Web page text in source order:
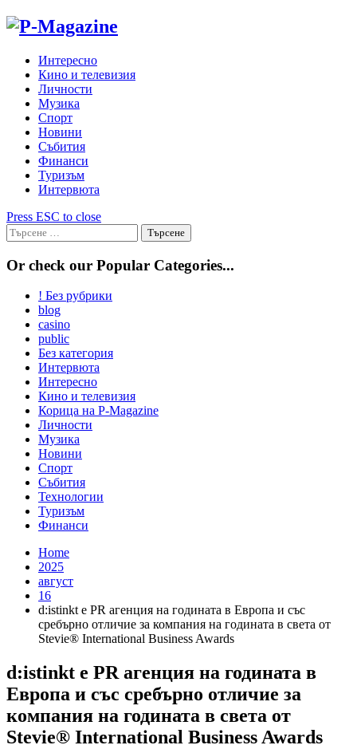
Skip
Интересно
Кино и телевизия
Личности
Музика
Спорт
Новини
Събития
Финанси
Туризъм
Интервюта
Press ESC to close
Търсене
за:
Or check our Popular Categories...
! Без рубрики
blog
casino
public
Без категория
Интервюта
Интересно
Кино и телевизия
Корица на P-Magazine
Личности
Музика
Новини
Спорт
Събития
Технологии
Туризъм
Финанси
Home
2025
август
16
d:istinkt e PR агенция на годината в Европа и със
сребърно отличие за компания на годината в света от
Stevie® International Business Awards
d:istinkt e PR агенция на годината в
Европа и със сребърно отличие за
компания на годината в света от
Stevie® International Business Awards